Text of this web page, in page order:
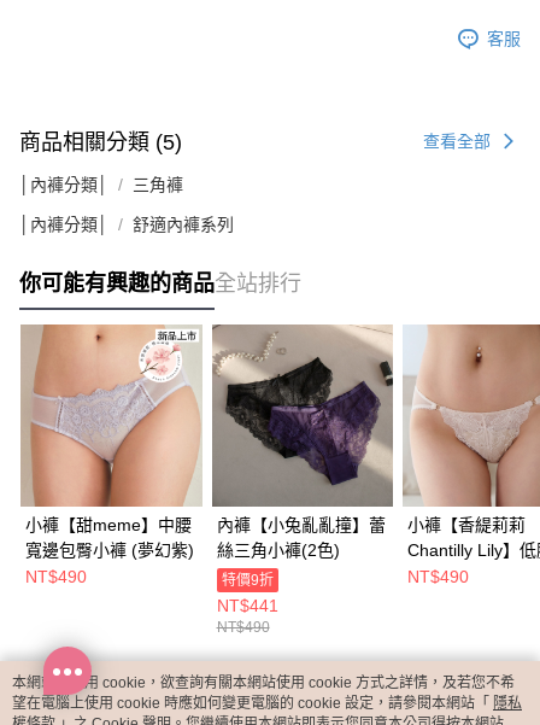
客服
商品相關分類 (5) 查看全部
│內褲分類│ 三角褲
│內褲分類│ 舒適內褲系列
你可能有興趣的商品全站排行
小褲【甜meme】中腰
寬邊包臀小褲 (夢幻紫)
NT$490
內褲【小兔亂亂撞】蕾
絲三角小褲(2色)
特價9折
NT$441
NT$490
小褲【香緹莉莉
Chantilly Lily】低
絲半包臀內褲​(2
NT$490
熱門標籤
本網站中使用 cookie，欲查詢有關本網站使用 cookie 方式之詳情，及若您不希
望在電腦上使用 cookie 時應如何變更電腦的 cookie 設定，請參閱本網站「 隱私